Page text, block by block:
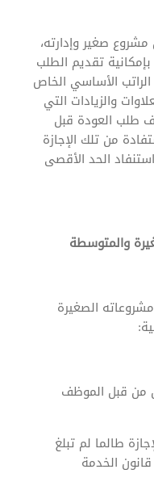
صغير وإدارته،
تقديم الطلب
الأساسي الخاص
والزيادات التي
طلب العودة قبل
من تلك الإجازة
الحد الأقصى
والمتوسطة
الصغيرة
من قبل الموظف
طالما لم تبلغ
الخدمة